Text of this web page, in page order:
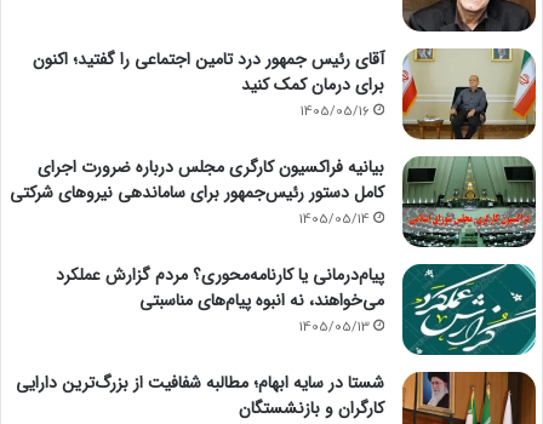
آقای رئیس جمهور درد تامین اجتماعی را گفتید؛ اکنون
برای درمان کمک کنید
1405/05/16
بیانیه فراکسیون کارگری مجلس درباره ضرورت اجرای
کامل دستور رئیس‌جمهور برای ساماندهی نیروهای شرکتی
1405/05/14
پیام‌درمانی یا کارنامه‌محوری؟ مردم گزارش عملکرد
می‌خواهند، نه انبوه پیام‌های مناسبتی
1405/05/13
شستا در سایه ابهام؛ مطالبه شفافیت از بزرگ‌ترین دارایی
کارگران و بازنشستگان